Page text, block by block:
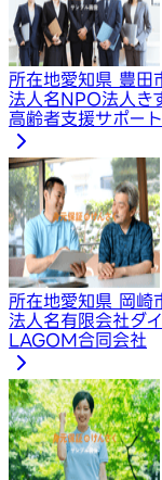
所在地愛知県 豊田
法人名NPO法人き
高齢者支援サポー
所在地愛知県 岡
法人名有限会社ダ
LAGOM合同会社